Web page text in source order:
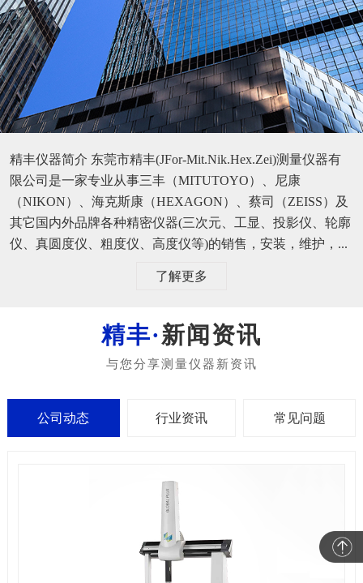
精丰仪器简介 东莞市精丰(JFor-Mit.Nik.Hex.Zei)测量仪器有
限公司是一家专业从事三丰（MITUTOYO）、尼康
（NIKON）、海克斯康（HEXAGON）、蔡司（ZEISS）及
其它国内外品牌各种精密仪器(三次元、工显、投影仪、轮廓
仪、真圆度仪、粗度仪、高度仪等)的销售，安装，维护，...
了解更多
新闻资讯
公司动态 行业资讯 常见问题